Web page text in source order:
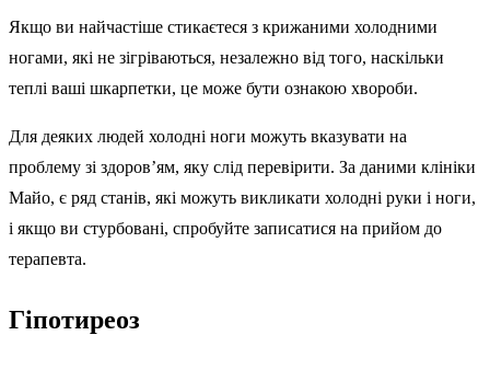
Якщо ви найчастіше стикаєтеся з крижаними холодними
ногами, які не зігріваються, незалежно від того, наскільки
теплі ваші шкарпетки, це може бути ознакою хвороби.
Для деяких людей холодні ноги можуть вказувати на
проблему зі здоров’ям, яку слід перевірити. За даними клініки
Майо, є ряд станів, які можуть викликати холодні руки і ноги,
і якщо ви стурбовані, спробуйте записатися на прийом до
терапевта.
Гіпотиреоз